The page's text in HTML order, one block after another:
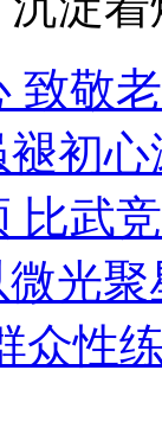
致敬
初
比武
光
众性